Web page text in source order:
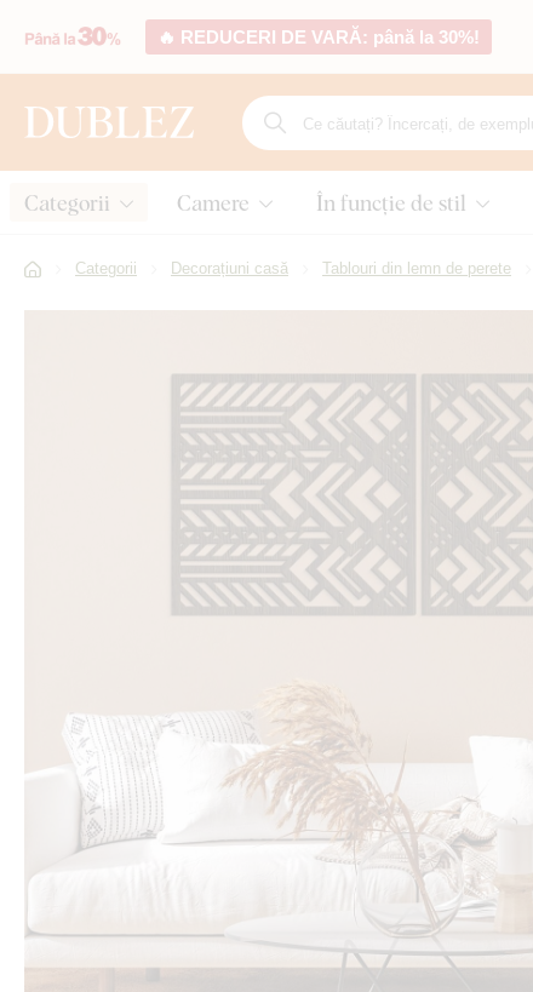
🔥 REDUCERI DE VARĂ: până la 30%!
Categorii Camere În funcție de stil
Categorii Decorațiuni casă Tablouri din lemn de perete